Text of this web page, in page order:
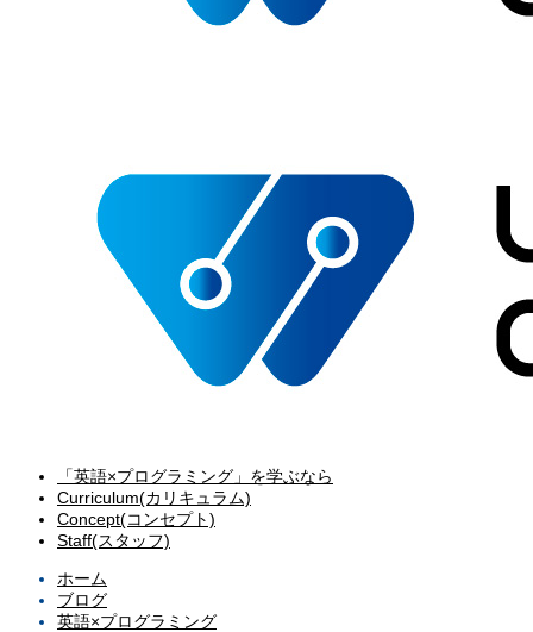
「英語×プログラミング」を学ぶなら
Curriculum(カリキュラム)
Concept(コンセプト)
Staff(スタッフ)
ホーム
ブログ
英語×プログラミング